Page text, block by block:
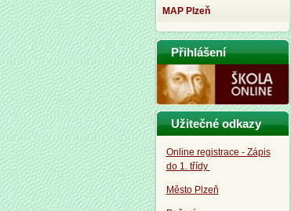
MAP Plzeň
Přihlášení
Užitečné odkazy
Online registrace - Zápis
do 1. třídy
Město Plzeň